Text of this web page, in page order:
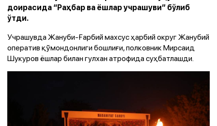
доирасида “Раҳбар ва ёшлар учрашуви” бўлиб
ўтди.
Учрашувда Жануби-Ғарбий махсус ҳарбий округ Жанубий
оператив қўмондонлиги бошлиғи, полковник Мирсаид
Шукуров ёшлар билан гулхан атрофида суҳбатлашди.